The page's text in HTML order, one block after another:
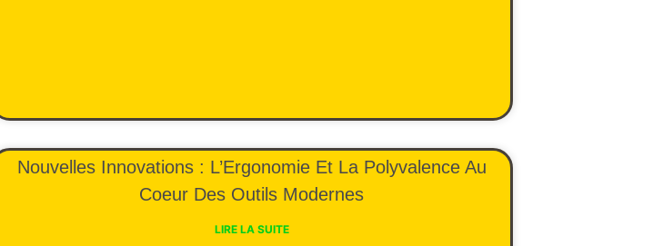
Nouvelles Innovations : L’Ergonomie Et La Polyvalence Au
Coeur Des Outils Modernes
LIRE LA SUITE